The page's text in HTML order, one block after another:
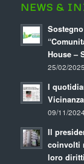
NEWS &
House –
25/02/
I
09/11/
Il
coinvolti
loro